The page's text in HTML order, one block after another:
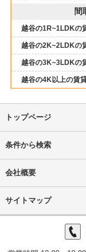
間
越谷の1R~1LDKの
越谷の2K~2LDKの
越谷の3K~3LDKの
越谷の4K以上の賃
トップページ
条件から検索
会社概要
サイトマップ